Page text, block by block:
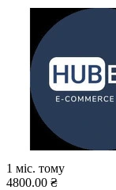
1 міс. тому
4800.00 ₴